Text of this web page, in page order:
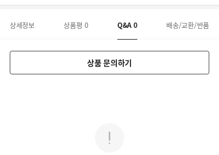
상세정보 상품평 0 Q&A 0 배송/교환/반품
상품 문의하기